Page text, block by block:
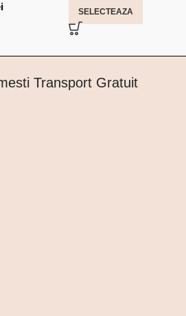
SELECTEAZA
Transport Gratuit